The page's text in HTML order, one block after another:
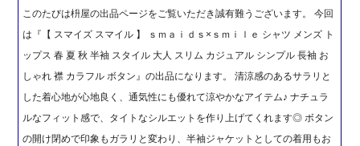
このたびは枡屋の出品ページをご覧いただき誠有難うございます。 今回
は『【 スマイズ スマイル 】 ｓｍａｉｄｓ×ｓｍｉｌｅ シャツ メンズ ト
ップス 春 夏 秋 半袖 スタイル 大人 スリム カジュアル シンプル 長袖 お
しゃれ 襟 カラフル ボタン』の出品になります。 清涼感のあるサラリと
した着心地が心地良く、通気性にも優れて涼やかなアイテム♪ ナチュラ
ルなフィット感で、タイトなシルエットを作り上げてくれます◎ ボタン
の開け閉めで印象もガラリと変わり、半袖ジャケットとしての着用もお